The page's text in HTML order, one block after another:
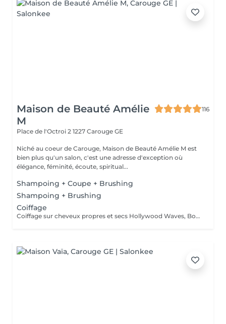
Maison de Beauté Amélie
M
116
Place de l'Octroi 2 1227 Carouge GE
Niché au coeur de Carouge, Maison de Beauté Amélie M est
bien plus qu'un salon, c'est une adresse d'exception où
élégance, féminité, écoute, spiritual...
Shampoing + Coupe + Brushing
Shampoing + Brushing
Coiffage
Coiffage sur cheveux propres et secs Hollywood Waves, Boucles, tresses.